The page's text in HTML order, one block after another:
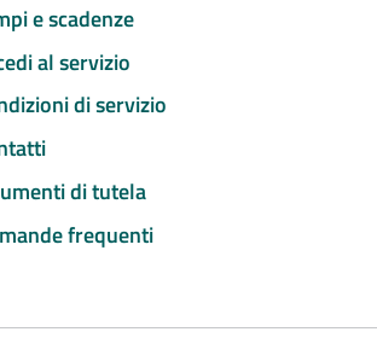
e scadenze
al servizio
di servizio
di tutela
frequenti